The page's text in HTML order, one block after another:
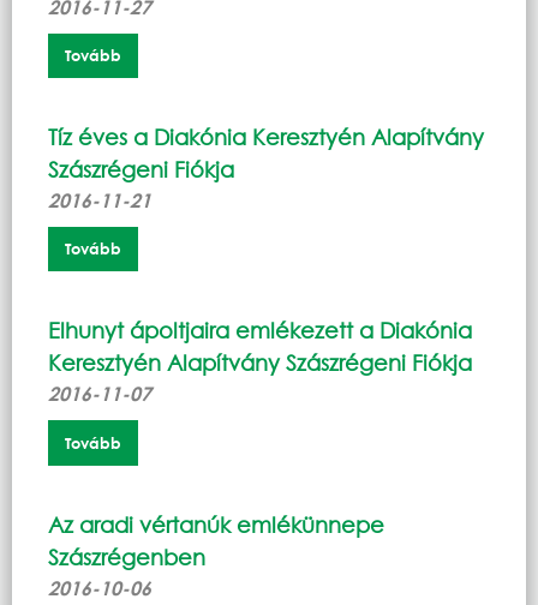
2016-11-27
Tovább
Tíz éves a Diakónia Keresztyén Alapítvány
Szászrégeni Fiókja
2016-11-21
Tovább
Elhunyt ápoltjaira emlékezett a Diakónia
Keresztyén Alapítvány Szászrégeni Fiókja
2016-11-07
Tovább
Az aradi vértanúk emlékünnepe
Szászrégenben
2016-10-06